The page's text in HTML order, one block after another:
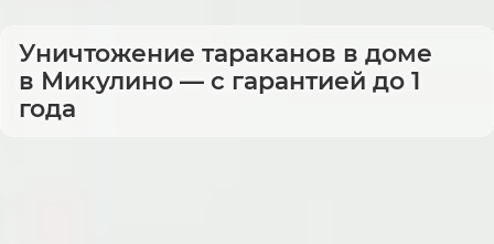
Уничтожение тараканов в доме
в Микулино — с гарантией до 1
года